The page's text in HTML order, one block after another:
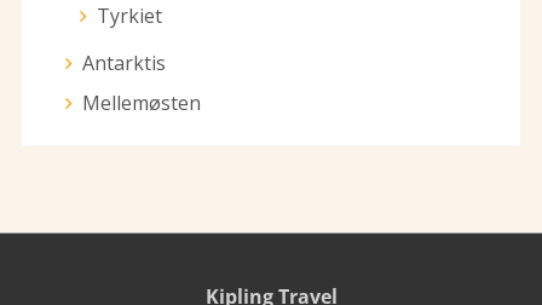
Tyrkiet
Antarktis
Mellemøsten
Kipling Travel